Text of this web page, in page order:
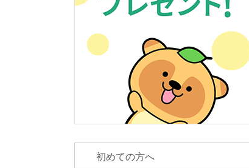
初めての方へ